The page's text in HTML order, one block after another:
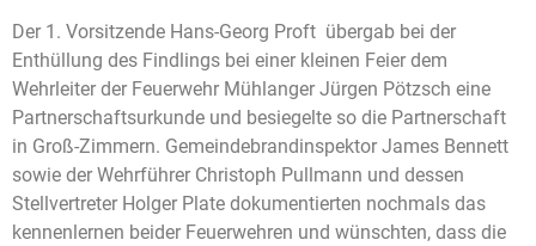
Der 1. Vorsitzende Hans-Georg Proft übergab bei der
Enthüllung des Findlings bei einer kleinen Feier dem
Wehrleiter der Feuerwehr Mühlanger Jürgen Pötzsch eine
Partnerschaftsurkunde und besiegelte so die Partnerschaft
in Groß-Zimmern. Gemeindebrandinspektor James Bennett
sowie der Wehrführer Christoph Pullmann und dessen
Stellvertreter Holger Plate dokumentierten nochmals das
kennenlernen beider Feuerwehren und wünschten, dass die